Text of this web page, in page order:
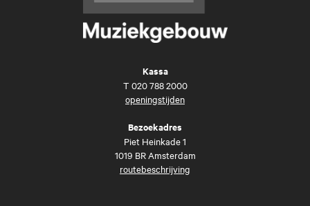
Kassa
T 020 788 2000
openingstijden
Bezoekadres
Piet Heinkade 1
1019 BR Amsterdam
routebeschrijving